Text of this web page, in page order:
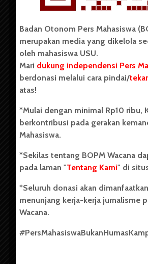
Copyright © 2023. All rights reserved
Badan Otonom Pers Mahasiswa (BOPM)
pers mahasiswa yang berdiri di luar
(USU). Sebelumnya BOPM Wacana
Unit Kegiatan Mahasiswa (UKM) di
berdiri pada 1 Juli 1995.
Tentang Kami
Badan Otonom Pers Mahasiswa
merupakan media yang dikelola
oleh mahasiswa USU.
Mari dukung independensi Pers
berdonasi melalui cara pindai/
atas!
*Mulai dengan minimal Rp10 ribu,
berkontribusi pada gerakan
Mahasiswa.
*Sekilas tentang BOPM Wacana
pada laman "Tentang Kami" di
*Seluruh donasi akan
menunjang kerja-kerja jurnalisme
Wacana.